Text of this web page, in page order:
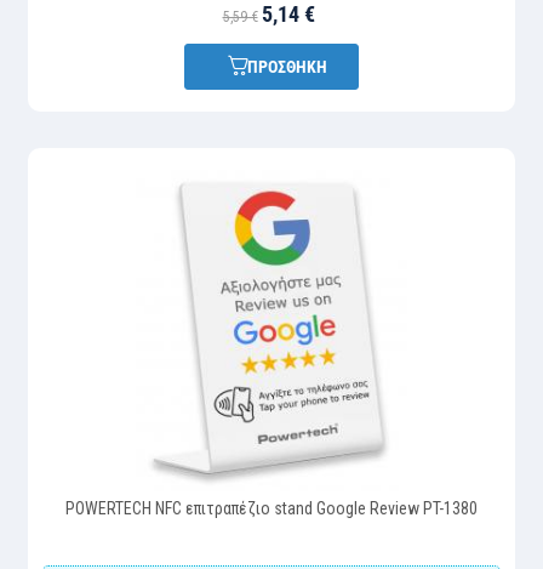
5,59 € 5,14 €
ΠΡΟΣΘΗΚΗ
POWERTECH NFC επιτραπέζιο stand Google Review PT-1380